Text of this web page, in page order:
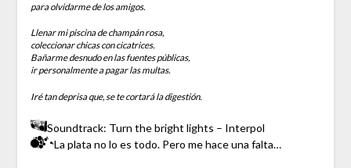
para olvidarme de los amigos.
Llenar mi piscina de champán rosa,
coleccionar chicas con cicatrices.
Bañarme desnudo en las fuentes públicas,
ir personalmente a pagar las multas.
Iré tan deprisa que, se te cortará la digestión.
Soundtrack: Turn the bright lights – Interpol
La plata no lo es todo. Pero me hace una falta…